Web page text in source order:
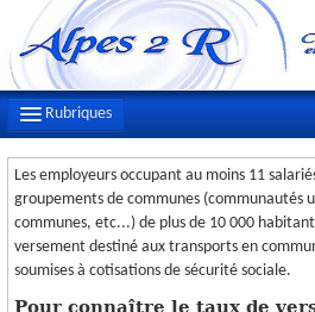
Rubriques
LE CABINET
NOTRE ÉQUIPE
NOS MISSIONS
Les employeurs occupant au moins 11
groupements de communes (communautés
communes, etc...) de plus de 10 000
versement destiné aux transports en
soumises à cotisations de sécurité sociale.
Pour connaître le taux de